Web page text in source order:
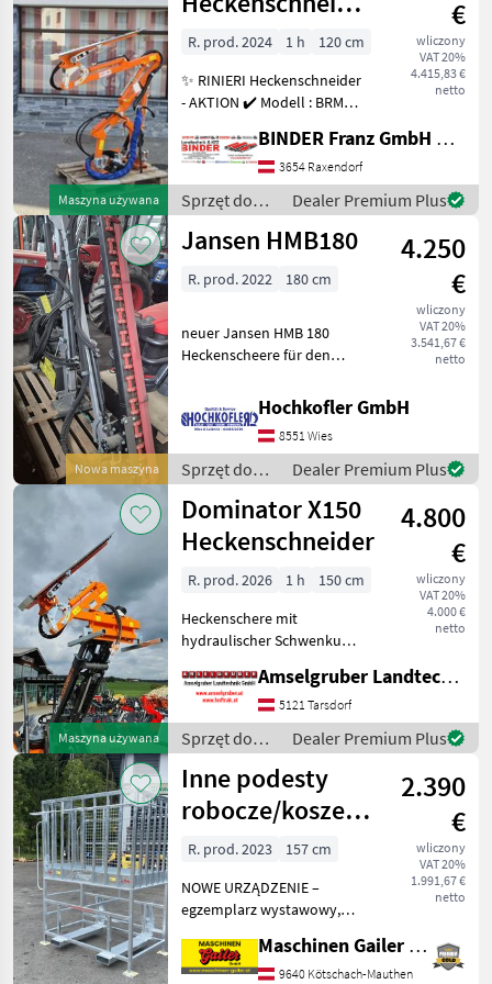
Maszyna używana
BRM 120
€
wliczony
VAT 20%
4.415,83 €
netto
R. prod. 2024 1 h
120 cm
✨ RINIERI Heckenschneider
- AKTION ✔️ Modell : BRM
Ausführung ✔️ lagerndes
Demogerät ✔️ 120cm
Schnittbreite ✔️
Schneidbalken mit SCH-Kli
BINDER Franz GmbH & CoKG
3654 Raxendorf
Sprzęt do
pielęgnacji
drzew /
Dealer Premium Plus
Nowa maszyna
Jansen HMB180
4.250
€
wliczony
VAT 20%
3.541,67 €
netto
R. prod. 2022 180 cm
neuer Jansen HMB 180
Heckenscheere für den
Hydraulischer Mähbalken
Jansen HMB-180,
Fingermähbalken,
Heckenschere Ansteck
Hydraulikpumpe Steuerge
Hochkofler GmbH
8551 Wies
Sprzęt do
pielęgnacji
drzew /
Jansen
Dealer Premium Plus
Maszyna używana
Dominator X150
Heckenschneider
4.800
€
wliczony
VAT 20%
4.000 €
netto
R. prod. 2026 1 h
150 cm
Heckenschere mit
hydraulischer Schwenkung.
Neigungswinkel 270°,
Schneidwerk mit 150 cm
Arbeitsbreite Ölbedarf 15
L/Min. Seitenverschub mec
Amselgruber Landtechnik GmbH
5121 Tarsdorf
Sprzęt do
pielęgnacji
drzew /
Dominator
Dealer Premium Plus
Inne podesty
robocze/kosze
robocze firmy
mocowaniem
typu Euro
2.390
€
wliczony
VAT 20%
1.991,67 €
netto
R. prod. 2023
157 cm
NOWE URZĄDZENIE –
egzemplarz wystawowy,
podwyższeniem” z
bocznym wejściem – w
Maschinen Gailer GmbH
9640 Kötschach-Mauthen